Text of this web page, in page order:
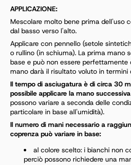
APPLICAZIONE:
Mescolare molto bene prima dell'uso
dal basso verso l'alto.
Applicare con pennello (setole
o rullino (in schiuma). La prima mano
base e può non essere perfettamente
mano darà il risultato voluto in termini
Il tempo di asciugatura è di circa 30
possibile applicare la mano successiva
possono variare a seconda delle
particolare in base all'umidità).
Il numero di mani necessario a
coprenza può variare in base:
al colore scelto: i bianchi non
perciò possono richiedere una